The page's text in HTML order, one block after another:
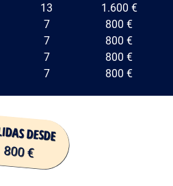
13
1.600 €
7
800 €
7
800 €
7
800 €
7 800 €